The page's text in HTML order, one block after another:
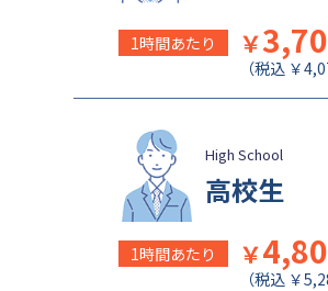
関西学院千里国際中等部
1時間あたり ￥
（税込 ￥
High School
高校生
1時間あたり ￥
（税込 ￥